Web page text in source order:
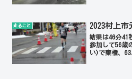
走ること 2023村上市
結果は46分41
参加して56歳
い)で棄権、